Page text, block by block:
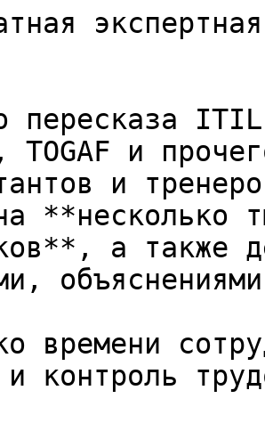
пересказа
TOGAF и
и
**несколько
а также
времени
контроль